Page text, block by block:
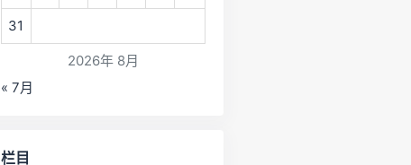
2026年 8月
31
« 7月
栏目